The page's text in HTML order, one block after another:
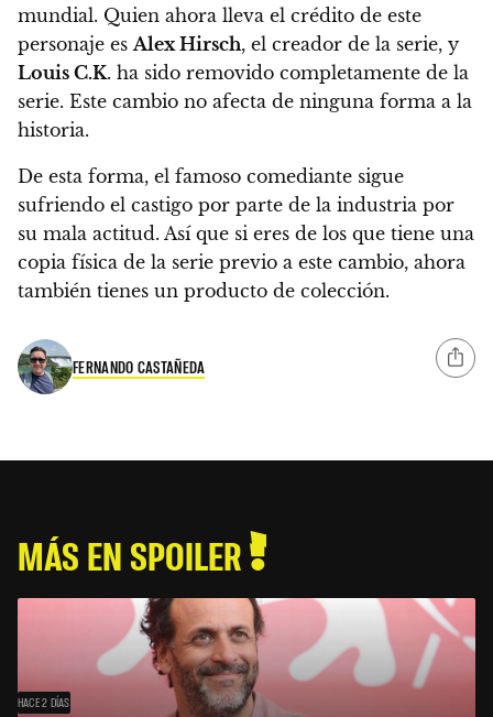
mundial. Quien ahora lleva el crédito de este
personaje esAlex Hirsch, el creador de la serie, y
Louis C.K. ha sido removido completamente de la
serie. Este cambio no afecta de ninguna forma a la
historia.
De esta forma, el famoso comediante sigue
sufriendo el castigo por parte de la industria por
su mala actitud. Así que si eres de los que tiene una
copia física de la serie previo a este cambio, ahora
también tienes un producto de colección.
FERNANDO CASTAÑEDA
MÁS EN SPOILER
HACE 2 DÍAS